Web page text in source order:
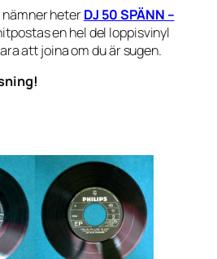
nämner heterDJ 50 SPÄNN –
en hel del loppisvinyl
att joina om du är sugen.